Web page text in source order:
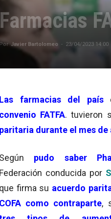
Farmacias
Javier Bartolomeo - 23/04/2023 14:00
Las farmacias del país
convenio FATFA. tuvieron
paritaria durante el mes de
Según pudo saber
Federación conducida por
que firma su acuerdo
COFA como contraparte,